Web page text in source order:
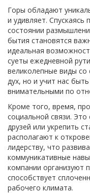
Горы обладают
и удивляет.
состоянии
бытия становятся
идеальная
суеты ежедневной
великолепные виды со
дух, но и учит нас
внимательными по
Кроме того, время,
социальной связи.
друзей или укрепить
располагают к
лидерству, что
коммуникативные
компании организуют
способствует
рабочего климата.